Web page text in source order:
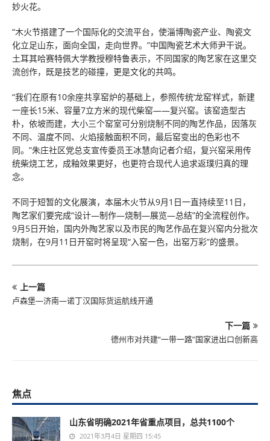
妙火花。
“木火节搭建了一个国际化的交流平台，使淄博陶瓷产业、陶瓷文
化立足山东，面向全国，走向世界。”中国陶瓷艺术大师尹干说。
土耳其哈赛特佩大学教授穆特鲁表示，不同国家的陶艺家在这里交
流创作，既是技艺的碰撞，更是文化的共鸣。
“我们在原有10余座共享窑炉的基础上，参照传统‘龙窑’样式，新建
一座长15米、容量7立方米的现代柴窑——复兴窑。该窑造型古
朴，依坡而建，大小三个窑室可分别烧制不同的陶艺作品，因落灰
不同、温度不同、火焰接触面积不同，最后窑变出的色彩也不
同。”朱庄社区党总支宣传委员王冰慧向记者介绍，复兴窑采用传
统柴烧工艺，成釉效果更好，也更符合现代人追求返璞归真的理
念。
不同于短暂的文化展演，本届木火节从9月1日一直持续至11日，
陶艺家们要完成“设计—制作—烧制—展览—总结”的全流程创作。
9月5日开始，国内外陶艺家以及市民的陶艺作品在复兴窑内分批次
烧制，在9月11日开窑时将呈现“入窑一色，出窑万彩”的盛景。
上一篇
卢森堡—济南—诺丁汉国际货运航线开通
下一篇
德州市对共建“一带一路”国家进出口创新高
焦点
山东省明确2021年省重点项目，总共1100个
2021年3月4日 星期四 15:45